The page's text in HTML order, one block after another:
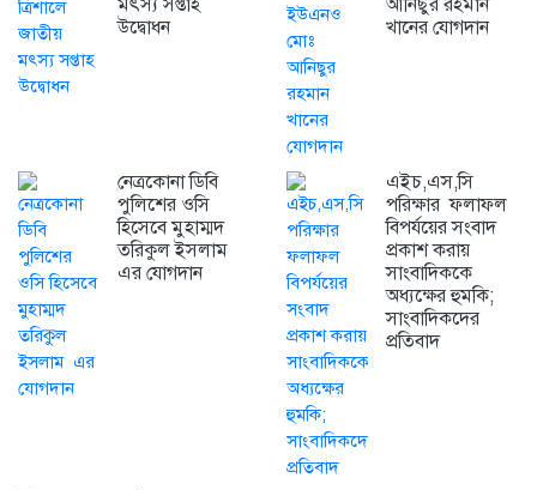
মৎস্য সপ্তাহ
উদ্বোধন
আনিছুর রহমান
খানের যোগদান
নেত্রকোনা ডিবি
পুলিশের ওসি
হিসেবে মুহাম্মদ
তরিকুল ইসলাম
এর যোগদান
এইচ,এস,সি
পরিক্ষার ফলাফল
বিপর্যয়ের সংবাদ
প্রকাশ করায়
সাংবাদিককে
অধ্যক্ষের হুমকি;
সাংবাদিকদের
প্রতিবাদ